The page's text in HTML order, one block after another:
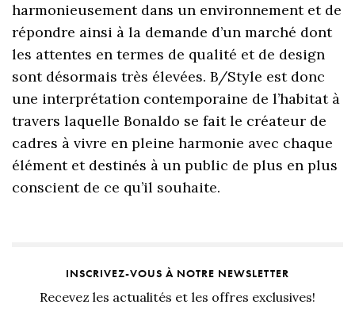
harmonieusement dans un environnement et de
répondre ainsi à la demande d’un marché dont
les attentes en termes de qualité et de design
sont désormais très élevées. B/Style est donc
une interprétation contemporaine de l’habitat à
travers laquelle Bonaldo se fait le créateur de
cadres à vivre en pleine harmonie avec chaque
élément et destinés à un public de plus en plus
conscient de ce qu’il souhaite.
INSCRIVEZ-VOUS À NOTRE NEWSLETTER
Recevez les actualités et les offres exclusives!